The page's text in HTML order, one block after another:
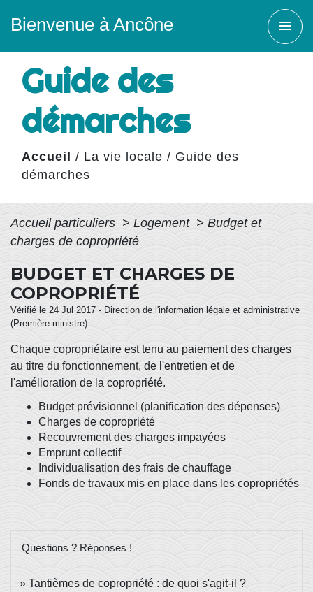
Bienvenue à Ancône menu
Guide des
démarches
Accueil / La vie locale / Guide des
démarches
Accueil particuliers > Logement > Budget et
charges de copropriété
BUDGET ET CHARGES DE
COPROPRIÉTÉ
Vérifié le 24 Jul 2017 - Direction de l'information légale et administrative
(Première ministre)
Chaque copropriétaire est tenu au paiement des charges
au titre du fonctionnement, de l'entretien et de
l'amélioration de la copropriété.
Budget prévisionnel (planification des dépenses)
Charges de copropriété
Recouvrement des charges impayées
Emprunt collectif
Individualisation des frais de chauffage
Fonds de travaux mis en place dans les copropriétés
Questions ? Réponses !
Tantièmes de copropriété : de quoi s'agit-il ?